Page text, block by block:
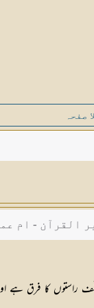
صفحہ
القرآن - ام
راستوں كا فرق ہے